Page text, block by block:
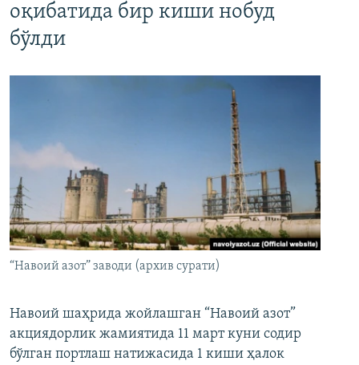
оқибатида бир киши нобуд
бўлди
“Навоий азот” заводи (архив сурати)
Навоий шаҳрида жойлашган “Навоий азот”
акциядорлик жамиятида 11 март куни содир
бўлган портлаш натижасида 1 киши ҳалок